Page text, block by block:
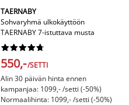
TAERNABY
Sohvaryhmä ulkokäyttöön
TAERNABY 7-istuttava musta






550,-/SETTI
Alin 30 päivän hinta ennen
kampanjaa: 1099,- /setti (-50%)
Normaalihinta: 1099,- /setti (-50%)